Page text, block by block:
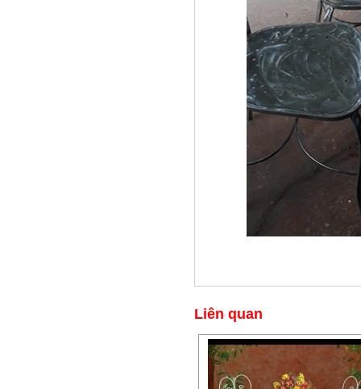
Liên quan